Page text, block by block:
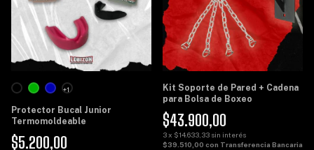
Protector Bucal Junior
Termomoldeable
$5.200,00
+1
Kit Soporte de Pared + Cadena
para Bolsa de Boxeo
$43.900,00
3x $14.633,33 sin interés
$39.510,00 con Transferencia Bancaria